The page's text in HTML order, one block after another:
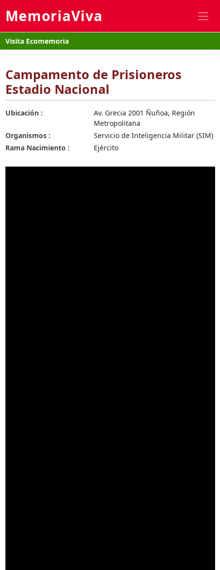
MemoriaViva
Visita Ecomemoria
Campamento de Prisioneros
Estadio Nacional
Ubicación :
Av. Grecia 2001 Ñuñoa, Región
Metropolitana
Organismos :
Servicio de Inteligencia Militar (SIM)
Rama Nacimiento :
Ejército